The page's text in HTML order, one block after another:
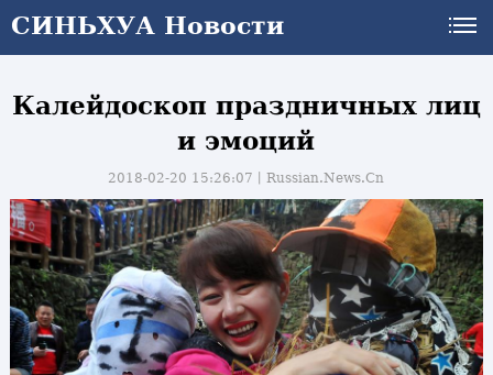
СИНЬХУА Новости
Калейдоскоп праздничных лиц
и эмоций
2018-02-20 15:26:07丨Russian.News.Cn